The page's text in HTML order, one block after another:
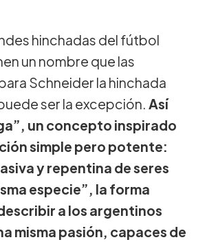
hinchadas del fútbol
un nombre que las
Schneider la hinchada
ser la excepción. Así
un concepto inspirado
simple pero potente:
y repentina de seres
especie”, la forma
a los argentinos
misma pasión, capaces de